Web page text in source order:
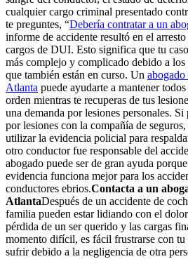
cualquier cargo criminal presentado
te preguntes, “Debería contratar a un
informe de accidente resultó en el
cargos de DUI. Esto significa que tu
más complejo y complicado debido a
que también están en curso. Un abogado
Atlanta puede ayudarte a mantener
orden mientras te recuperas de tus
una demanda por lesiones personales. Si
por lesiones con la compañía de
utilizar la evidencia policial para
otro conductor fue responsable del
abogado puede ser de gran ayuda
evidencia funciona mejor para los
conductores ebrios.Contacta a un
AtlantaDespués de un accidente de
familia pueden estar lidiando con el
pérdida de un ser querido y las cargas
momento difícil, es fácil frustrarse con tu
sufrir debido a la negligencia de otra